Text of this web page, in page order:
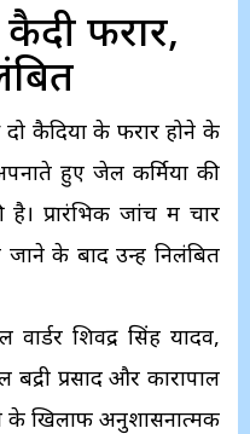
फरार,
कैदियों के फरार होने के
हुए जेल कर्मियों की
है। प्रारंभिक जांच में चार
जाने के बाद उन्हें निलंबित
शिवेंद्र सिंह यादव,
प्रसाद और कारापाल
के खिलाफ अनुशासनात्मक